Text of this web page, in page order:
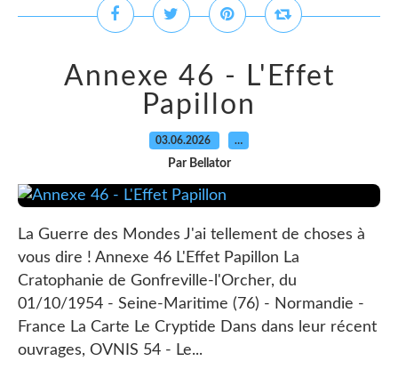
Annexe 46 - L'Effet
Papillon
03.06.2026 …
Par Bellator
La Guerre des Mondes J'ai tellement de choses à
vous dire ! Annexe 46 L'Effet Papillon La
Cratophanie de Gonfreville-l'Orcher, du
01/10/1954 - Seine-Maritime (76) - Normandie -
France La Carte Le Cryptide Dans dans leur récent
ouvrages, OVNIS 54 - Le...